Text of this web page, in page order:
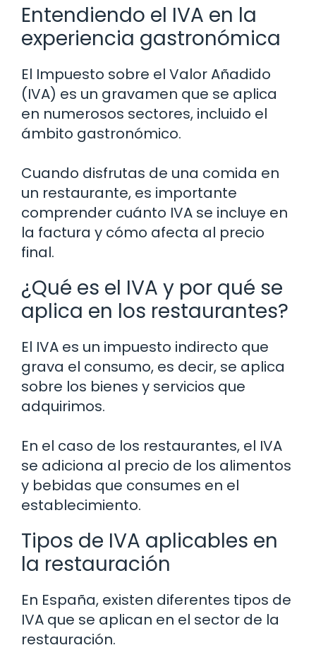
Entendiendo el IVA en la
experiencia gastronómica
El Impuesto sobre el Valor Añadido
(IVA) es un gravamen que se aplica
en numerosos sectores, incluido el
ámbito gastronómico.
Cuando disfrutas de una comida en
un restaurante, es importante
comprender cuánto IVA se incluye en
la factura y cómo afecta al precio
final.
¿Qué es el IVA y por qué se
aplica en los restaurantes?
El IVA es un impuesto indirecto que
grava el consumo, es decir, se aplica
sobre los bienes y servicios que
adquirimos.
En el caso de los restaurantes, el IVA
se adiciona al precio de los alimentos
y bebidas que consumes en el
establecimiento.
Tipos de IVA aplicables en
la restauración
En España, existen diferentes tipos de
IVA que se aplican en el sector de la
restauración.